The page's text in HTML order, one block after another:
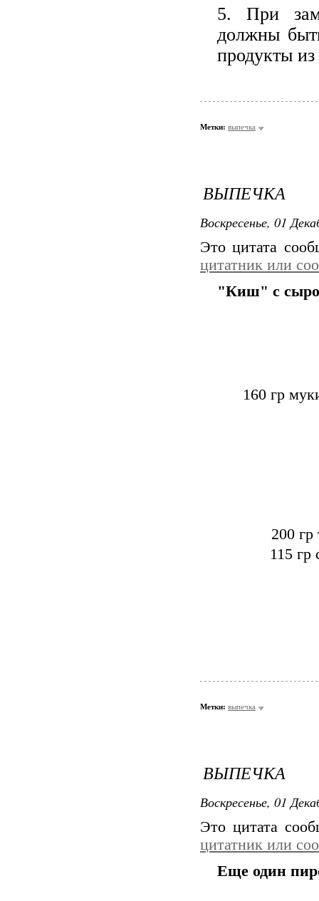
5. При
должны
продукты
Метки: выпечка
ВЫПЕЧКА
Воскресенье, 01
Это цитата
цитатник или
"Киш" с
160 гр
200
115 гр
Метки: выпечка
ВЫПЕЧКА
Воскресенье, 01
Это цитата
цитатник или
Еще один